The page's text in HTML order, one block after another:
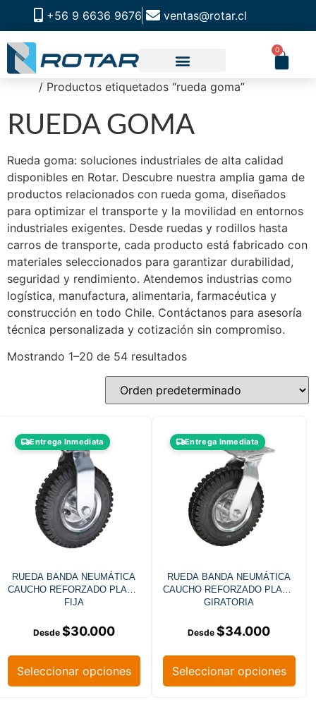
+56 9 6636 9676 ventas@rotar.cl
0
/ Productos etiquetados “rueda goma”
RUEDA GOMA
Rueda goma: soluciones industriales de alta calidad
disponibles en Rotar. Descubre nuestra amplia gama de
productos relacionados con rueda goma, diseñados
para optimizar el transporte y la movilidad en entornos
industriales exigentes. Desde ruedas y rodillos hasta
carros de transporte, cada producto está fabricado con
materiales seleccionados para garantizar durabilidad,
seguridad y rendimiento. Atendemos industrias como
logística, manufactura, alimentaria, farmacéutica y
construcción en todo Chile. Contáctanos para asesoría
técnica personalizada y cotización sin compromiso.
Mostrando 1–20 de 54 resultados
Entrega Inmediata
RUEDA BANDA NEUMÁTICA
CAUCHO REFORZADO PLACA
FIJA
$30.000
Seleccionar opciones
Entrega Inmediata
RUEDA BANDA NEUMÁTICA
CAUCHO REFORZADO PLACA
GIRATORIA
$34.000
Seleccionar opciones